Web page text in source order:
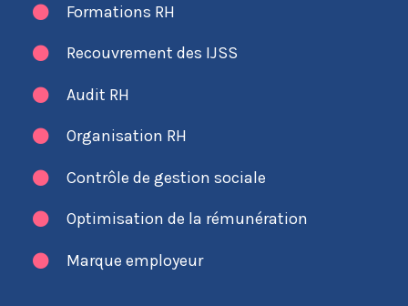
Formations RH
Recouvrement des IJSS
Audit RH
Organisation RH
Contrôle de gestion sociale
Optimisation de la rémunération
Marque employeur